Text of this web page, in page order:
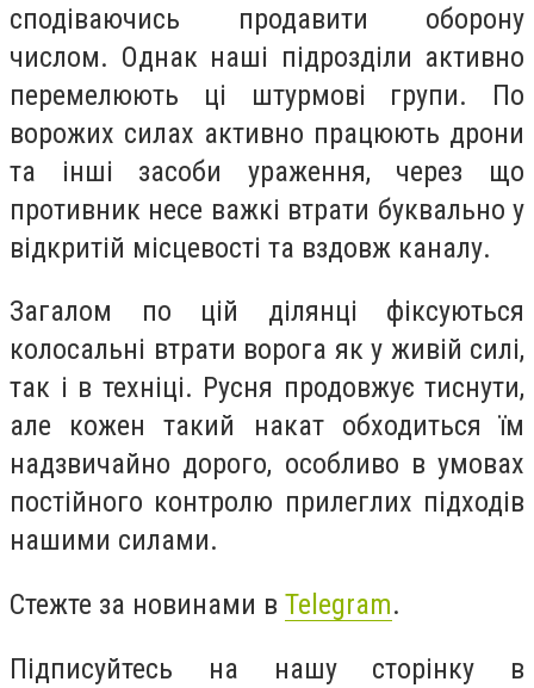
сподіваючись продавити оборону
числом. Однак наші підрозділи активно
перемелюють ці штурмові групи. По
ворожих силах активно працюють дрони
та інші засоби ураження, через що
противник несе важкі втрати буквально у
відкритій місцевості та вздовж каналу.
Загалом по цій ділянці фіксуються
колосальні втрати ворога як у живій силі,
так і в техніці. Русня продовжує тиснути,
але кожен такий накат обходиться їм
надзвичайно дорого, особливо в умовах
постійного контролю прилеглих підходів
нашими силами.
Стежте за новинами в Telegram.
Підписуйтесь на нашу сторінку в